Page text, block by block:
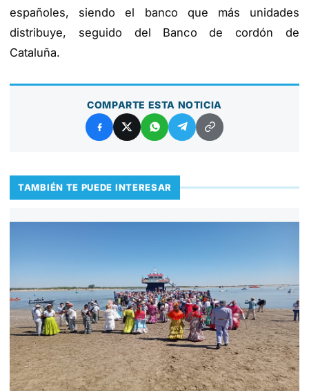
españoles, siendo el banco que más unidades
distribuye, seguido del Banco de cordón de
Cataluña.
COMPARTE ESTA NOTICIA
TAMBIÉN TE PUEDE INTERESAR